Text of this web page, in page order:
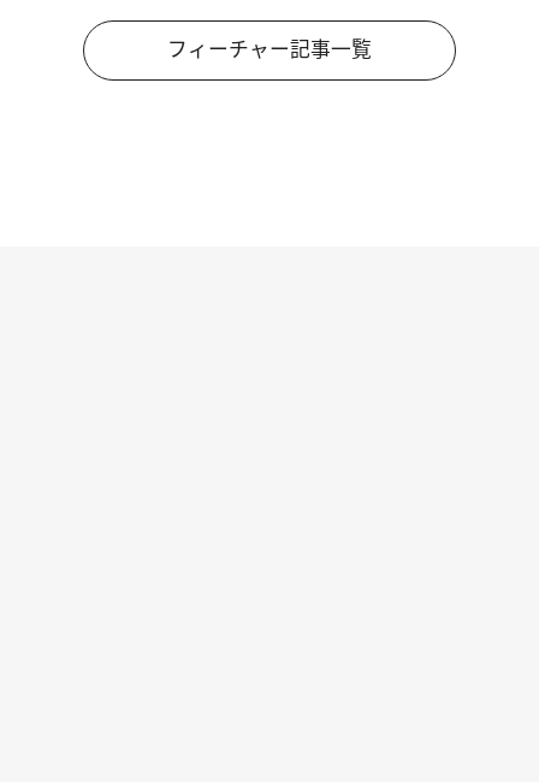
フィーチャー記事一覧